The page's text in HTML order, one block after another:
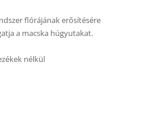
flórájának erősítésére
a macska húgyutakat.
nélkül